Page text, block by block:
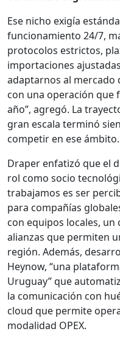
Ese nicho exigía
funcionamiento 24/7,
protocolos estrictos,
importaciones
adaptarnos al mercado
con una operación que
año”, agregó. La
gran escala terminó
competir en ese ámbito.
Draper enfatizó que el
rol como socio
trabajamos es ser
para compañías
con equipos locales,
alianzas que permiten
región. Además,
Heynow, “una
Uruguay” que
la comunicación con
cloud que permite
modalidad OPEX.